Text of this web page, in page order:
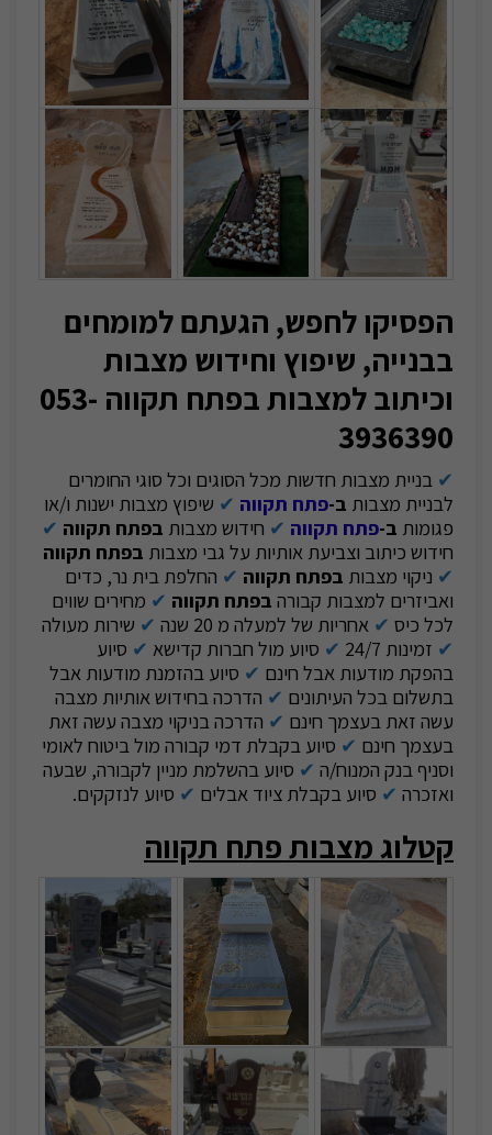
הפסיקו לחפש, הגעתם למומחים
בבנייה, שיפוץ וחידוש מצבות
וכיתוב למצבות בפתח תקווה 053-
3936390
✔ בניית מצבות חדשות מכל הסוגים וכל סוגי החומרים
לבניית מצבות ב-פתח תקווה ✔ שיפוץ מצבות ישנות ו/או
פגומות ב-פתח תקווה ✔ חידוש מצבות בפתח תקווה ✔
חידוש כיתוב וצביעת אותיות על גבי מצבות בפתח תקווה
✔ ניקוי מצבות בפתח תקווה ✔ החלפת בית נר, כדים
ואביזרים למצבות קבורה בפתח תקווה ✔ מחירים שווים
לכל כיס ✔ אחריות של למעלה מ 20 שנה ✔ שירות מעולה
✔ זמינות 24/7 ✔ סיוע מול חברות קדישא ✔ סיוע
בהפקת מודעות אבל חינם ✔ סיוע בהזמנת מודעות אבל
בתשלום בכל העיתונים ✔ הדרכה בחידוש אותיות מצבה
עשה זאת בעצמך חינם ✔ הדרכה בניקוי מצבה עשה זאת
בעצמך חינם ✔ סיוע בקבלת דמי קבורה מול ביטוח לאומי
וסניף בנק המנוח/ה ✔ סיוע בהשלמת מניין לקבורה, שבעה
ואזכרה ✔ סיוע בקבלת ציוד אבלים ✔ סיוע לנזקקים.
קטלוגמצבות פתח תקווה